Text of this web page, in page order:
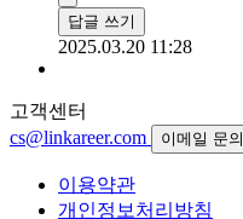
답글 쓰기
2025.03.20 11:28
고객센터
cs@linkareer.com
이메일 문의
이용약관
개인정보처리방침